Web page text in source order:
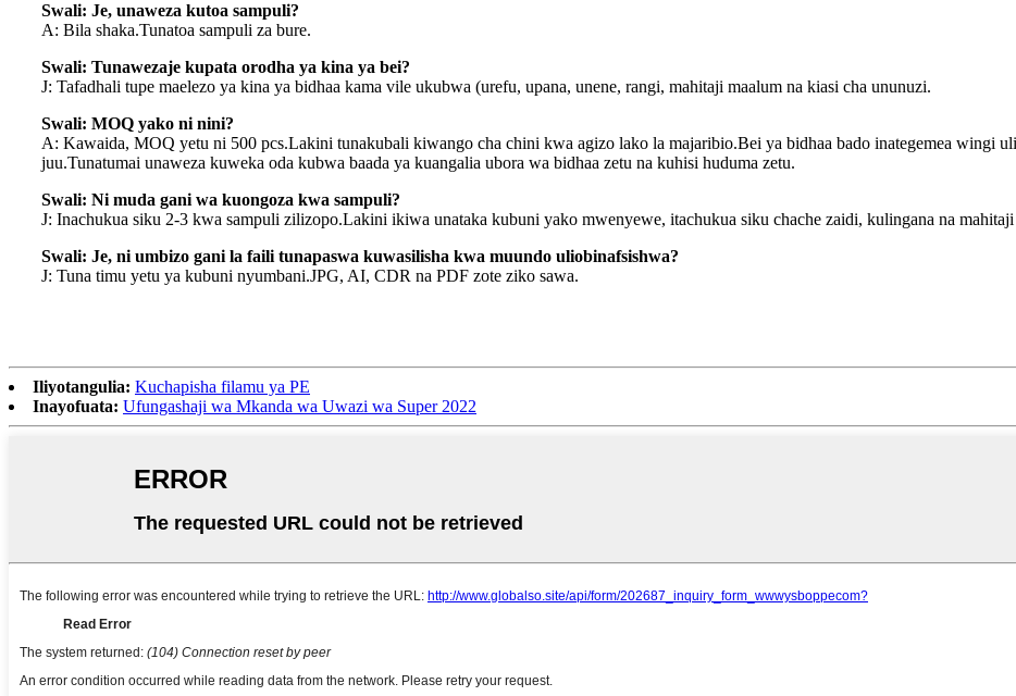
Swali: Je, unaweza kutoa sampuli?
A: Bila shaka.Tunatoa sampuli za bure.
Swali: Tunawezaje kupata orodha ya kina ya bei?
J: Tafadhali tupe maelezo ya kina ya bidhaa kama vile ukubwa (urefu, upana, unene, rangi, mahitaji maalum na kiasi cha ununuzi.
Swali: MOQ yako ni nini?
A: Kawaida, MOQ yetu ni 500 pcs.Lakini tunakubali kiwango cha chini kwa agizo lako la majaribio.Bei ya bidhaa bado inategemea wingi
juu.Tunatumai unaweza kuweka oda kubwa baada ya kuangalia ubora wa bidhaa zetu na kuhisi huduma zetu.
Swali: Ni muda gani wa kuongoza kwa sampuli?
J: Inachukua siku 2-3 kwa sampuli zilizopo.Lakini ikiwa unataka kubuni yako mwenyewe, itachukua siku chache zaidi, kulingana na
Swali: Je, ni umbizo gani la faili tunapaswa kuwasilisha kwa muundo uliobinafsishwa?
J: Tuna timu yetu ya kubuni nyumbani.JPG, AI, CDR na PDF zote ziko sawa.
Iliyotangulia: Kuchapisha filamu ya PE
Inayofuata: Ufungashaji wa Mkanda wa Uwazi wa Super 2022